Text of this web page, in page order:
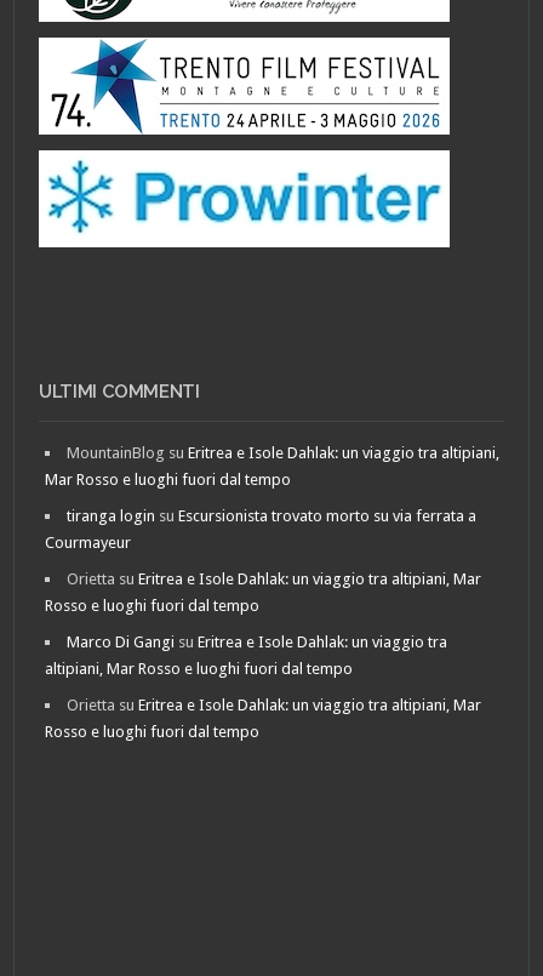
ULTIMI COMMENTI
MountainBlog suEritrea e Isole Dahlak: un viaggio tra altipiani,
Mar Rosso e luoghi fuori dal tempo
tiranga login suEscursionista trovato morto su via ferrata a
Courmayeur
Orietta suEritrea e Isole Dahlak: un viaggio tra altipiani, Mar
Rosso e luoghi fuori dal tempo
Marco Di Gangi suEritrea e Isole Dahlak: un viaggio tra
altipiani, Mar Rosso e luoghi fuori dal tempo
Orietta suEritrea e Isole Dahlak: un viaggio tra altipiani, Mar
Rosso e luoghi fuori dal tempo